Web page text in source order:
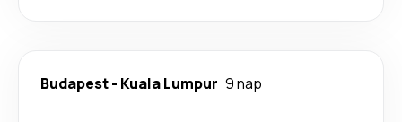
Budapest- Kuala Lumpur 9 nap